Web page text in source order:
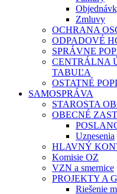
Zmluvy
OCHRANA
ODPADOVÉ
SPRÁVNE
CENTRÁLNA
TABUĽA
OSTATNÉ
SAMOSPRÁVA
STAROSTA
OBECNÉ
Uznesenia
HLAVNÝ
Komisie OZ
VZN a smernice
PROJEKTY A
Riešenie